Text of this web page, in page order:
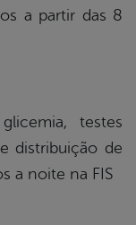
a partir das 8
testes
distribuição de
a noite na FIS